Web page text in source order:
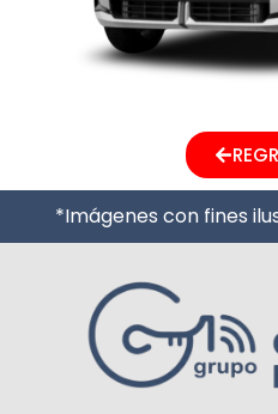
*Imágenes con fines